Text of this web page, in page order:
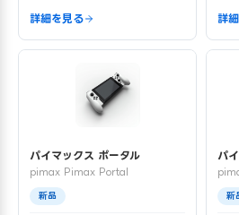
詳細を見る 詳
パイマックス ポータル
pimax Pimax Portal
新品
パ
新